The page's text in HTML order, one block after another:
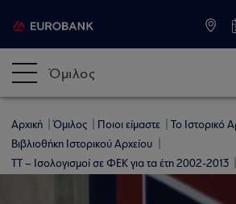
Όμιλος
Αρχική Όμιλος Ποιοι είμαστε
Το Ιστορικό
Βιβλιοθήκη Ιστορικού Αρχείου
ΤΤ – Ισολογισμοί σε ΦΕΚ για τα έτη 2002-2013